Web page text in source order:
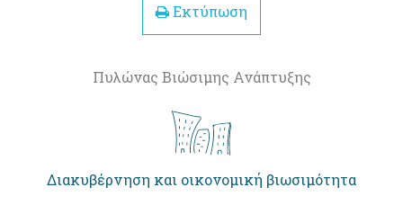
Εκτύπωση
Πυλώνας Βιώσιμης Ανάπτυξης
Διακυβέρνηση και οικονομική βιωσιμότητα